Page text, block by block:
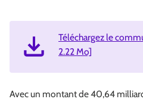
Téléchargez le
2.22 Mo]
Avec un montant de 40,64